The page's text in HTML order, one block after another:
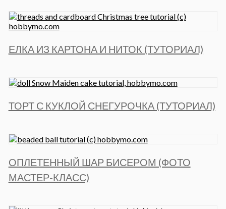
ЕЛКА ИЗ КАРТОНА И НИТОК (ТУТОРИАЛ)
ТОРТ С КУКЛОЙ СНЕГУРОЧКА (ТУТОРИАЛ)
ОПЛЕТЕННЫЙ ШАР БИСЕРОМ (ФОТО
МАСТЕР-КЛАСС)